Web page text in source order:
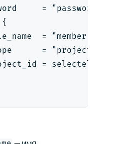
= "password"
= "member"
= "project"
=